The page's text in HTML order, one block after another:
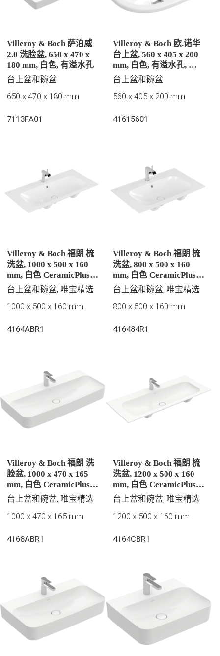
Villeroy & Boch 萨泊威
2.0 洗脸盆, 650 x 470 x
180 mm, 白色, 有溢水孔
台上盆和碗盆
650 x 470 x 180 mm
7113FA01
Villeroy & Boch 欧.诺华
台上盆, 560 x 405 x 200
mm, 白色, 有溢水孔, 未
抛光
台上盆和碗盆
560 x 405 x 200 mm
41615601
Villeroy & Boch 福朗 梳
洗盆, 1000 x 500 x 160
mm, 白色 CeramicPlus |
易洁釉面, 有隐藏式溢水
台上盆和碗盆, 唯宝精选
1000 x 500 x 160 mm
4164ABR1
Villeroy & Boch 福朗 梳
洗盆, 800 x 500 x 160
mm, 白色 CeramicPlus |
易洁釉面, 有隐藏式溢水
台上盆和碗盆, 唯宝精选
800 x 500 x 160 mm
416484R1
Villeroy & Boch 福朗 洗
脸盆, 1000 x 470 x 165
mm, 白色 CeramicPlus |
易洁釉面, 有隐藏式溢水
台上盆和碗盆, 唯宝精选
1000 x 470 x 165 mm
4168ABR1
Villeroy & Boch 福朗 梳
洗盆, 1200 x 500 x 160
mm, 白色 CeramicPlus |
易洁釉面, 有隐藏式溢水
台上盆和碗盆, 唯宝精选
1200 x 500 x 160 mm
4164CBR1